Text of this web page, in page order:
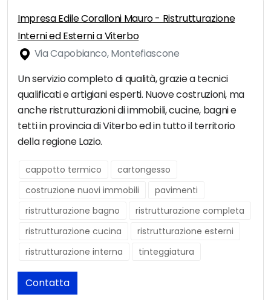
Impresa Edile Coralloni Mauro - Ristrutturazione
Interni ed Esterni a Viterbo
Via Capobianco, Montefiascone
Un servizio completo di qualità, grazie a tecnici
qualificati e artigiani esperti. Nuove costruzioni, ma
anche ristrutturazioni di immobili, cucine, bagni e
tetti in provincia di Viterbo ed in tutto il territorio
della regione Lazio.
cappotto termico
cartongesso
costruzione nuovi immobili
pavimenti
ristrutturazione bagno
ristrutturazione completa
ristrutturazione cucina
ristrutturazione esterni
ristrutturazione interna
tinteggiatura
Contatta